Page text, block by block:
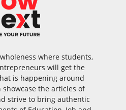
where students,
will get the
is happening around
the articles of
strive to bring authentic